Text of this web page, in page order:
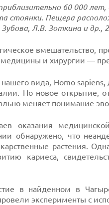
60 000
стоянки. Пещера
Л.В. Зоткина и др.,
вмешательство,
и хирургии —
вида, Homo
Но новое открытие,
меняет понимание
оказания
обнаружено, что
растения.
кариеса,
в найденном в
эксперименты с